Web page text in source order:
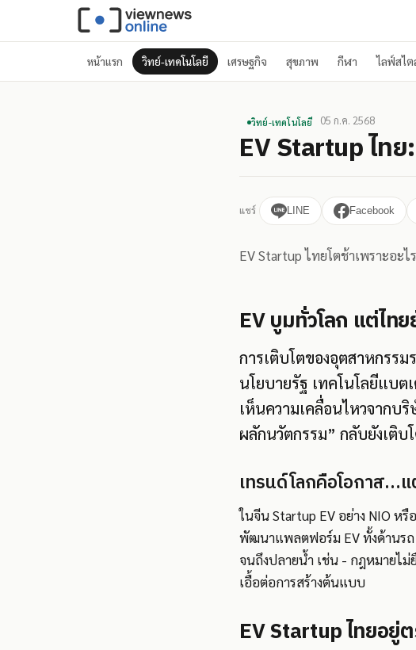
หน้าแรก วิทย์-เทคโนโลยี เศรษฐกิจ สุขภาพ กีฬา ไลฟ์สไต
วิทย์-เทคโนโลยี 05 ก.ค. 2568
EV Startup ไท
แชร์ LINE Facebook
EV Startup ไทยโตช้าเพราะอะ
EV บูมทั่วโลก แต่ไท
การเติบโตของอุตสาหกรร
นโยบายรัฐ เทคโนโลยีแบ
เห็นความเคลื่อนไหวจากบ
ผลักนวัตกรรม” กลับยังเติบ
เทรนด์โลกคือโอกาส…
ในจีน Startup EV อย่าง NIO ห
พัฒนาแพลตฟอร์ม EV ทั้งด้านร
จนถึงปลายน้ำ เช่น - กฎหมายไ
เอื้อต่อการสร้างต้นแบบ
EV Startup ไทยอยู่